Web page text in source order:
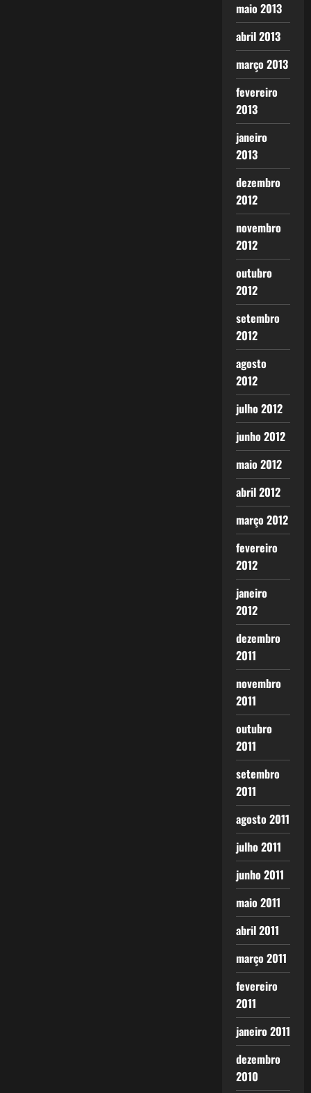
maio 2013
abril 2013
março 2013
fevereiro
2013
janeiro
2013
dezembro
2012
novembro
2012
outubro
2012
setembro
2012
agosto
2012
julho 2012
junho 2012
maio 2012
abril 2012
março 2012
fevereiro
2012
janeiro
2012
dezembro
2011
novembro
2011
outubro
2011
setembro
2011
agosto 2011
julho 2011
junho 2011
maio 2011
abril 2011
março 2011
fevereiro
2011
janeiro 2011
dezembro
2010